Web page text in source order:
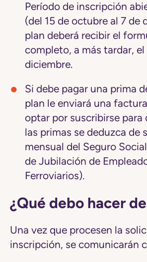
Período de inscripción
(del 15 de octubre al 7 de
plan deberá recibir el
completo, a más tardar, el
diciembre.
Si debe pagar una prima
plan le enviará una
optar por suscribirse para
las primas se deduzca de
mensual del Seguro
de Jubilación de
Ferroviarios).
¿Qué debo hacer
Una vez que procesen la
inscripción, se comunicarán